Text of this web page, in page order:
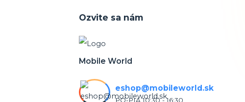
Ozvite sa nám
Mobile World
eshop@mobileworld.sk
PO-PIA 10:30 - 16:30